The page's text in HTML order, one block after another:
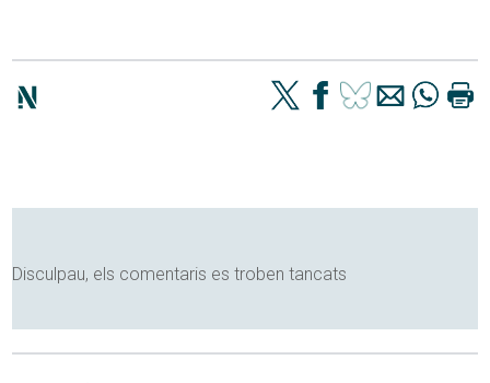
Disculpau, els comentaris es troben tancats